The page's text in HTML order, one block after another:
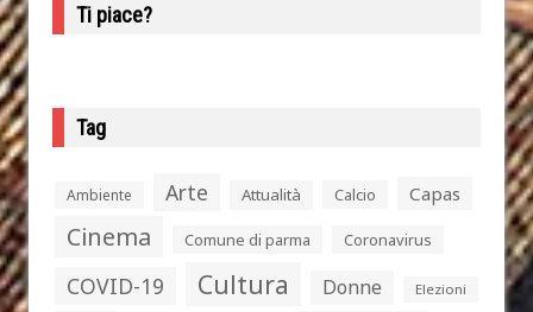
Ti piace?
Tag
Ambiente Arte Attualità Calcio Capas
Cinema Comune di parma Coronavirus
COVID-19 Cultura Donne Elezioni